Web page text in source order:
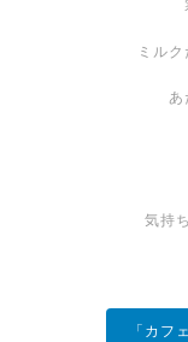
ミル
あ
気持
「カフ